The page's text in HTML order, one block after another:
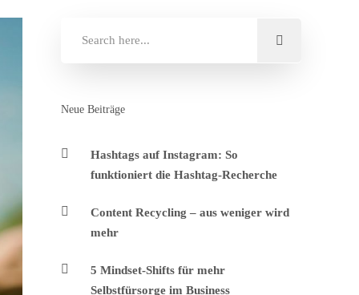
Neue Beiträge
Hashtags auf Instagram: So
funktioniert die Hashtag-Recherche
Content Recycling – aus weniger wird
mehr
5 Mindset-Shifts für mehr
Selbstfürsorge im Business